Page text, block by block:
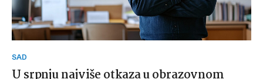
SAD
U srpnju najviše otkaza u obrazovnom